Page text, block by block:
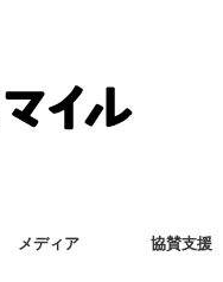
メディア 協賛支援